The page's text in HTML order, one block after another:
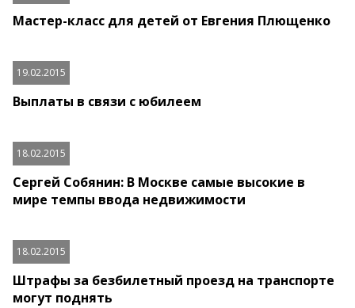
Мастер-класс для детей от Евгения Плющенко
19.02.2015
Выплаты в связи с юбилеем
18.02.2015
Сергей Собянин: В Москве самые высокие в
мире темпы ввода недвижимости
18.02.2015
Штрафы за безбилетный проезд на транспорте
могут поднять